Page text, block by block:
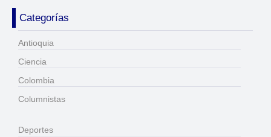
Categorías
Antioquia
Ciencia
Colombia
Columnistas
Deportes